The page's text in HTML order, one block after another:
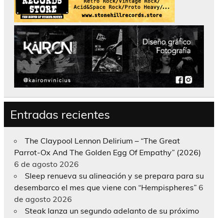
Entradas recientes
The Claypool Lennon Delirium – “The Great
Parrot-Ox And The Golden Egg Of Empathy” (2026)
6 de agosto 2026
Sleep renueva su alineación y se prepara para su
desembarco el mes que viene con “Hempispheres” 6
de agosto 2026
Steak lanza un segundo adelanto de su próximo